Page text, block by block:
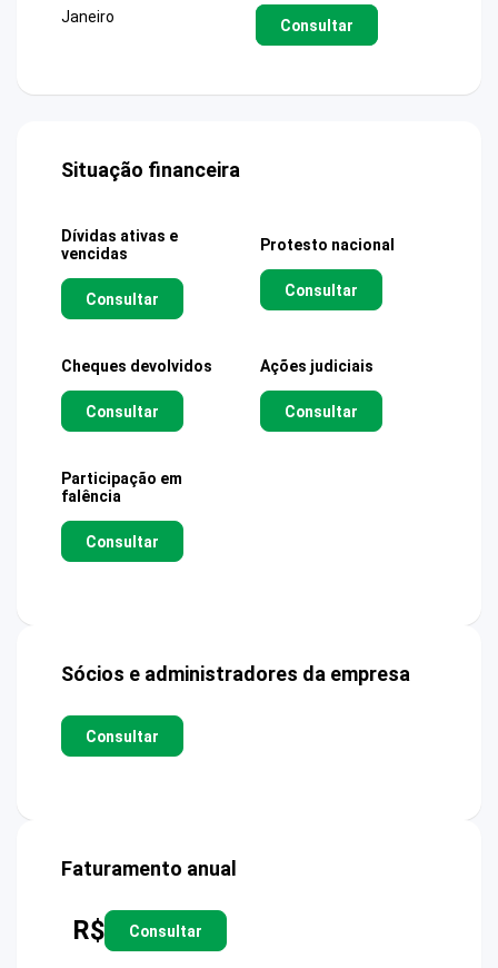
Janeiro
Consultar
Situação financeira
Dívidas ativas e
vencidas
Consultar
Protesto nacional
Consultar
Cheques devolvidos
Consultar
Ações judiciais
Consultar
Participação em
falência
Consultar
Sócios e administradores da empresa
Consultar
Faturamento anual
R$ Consultar